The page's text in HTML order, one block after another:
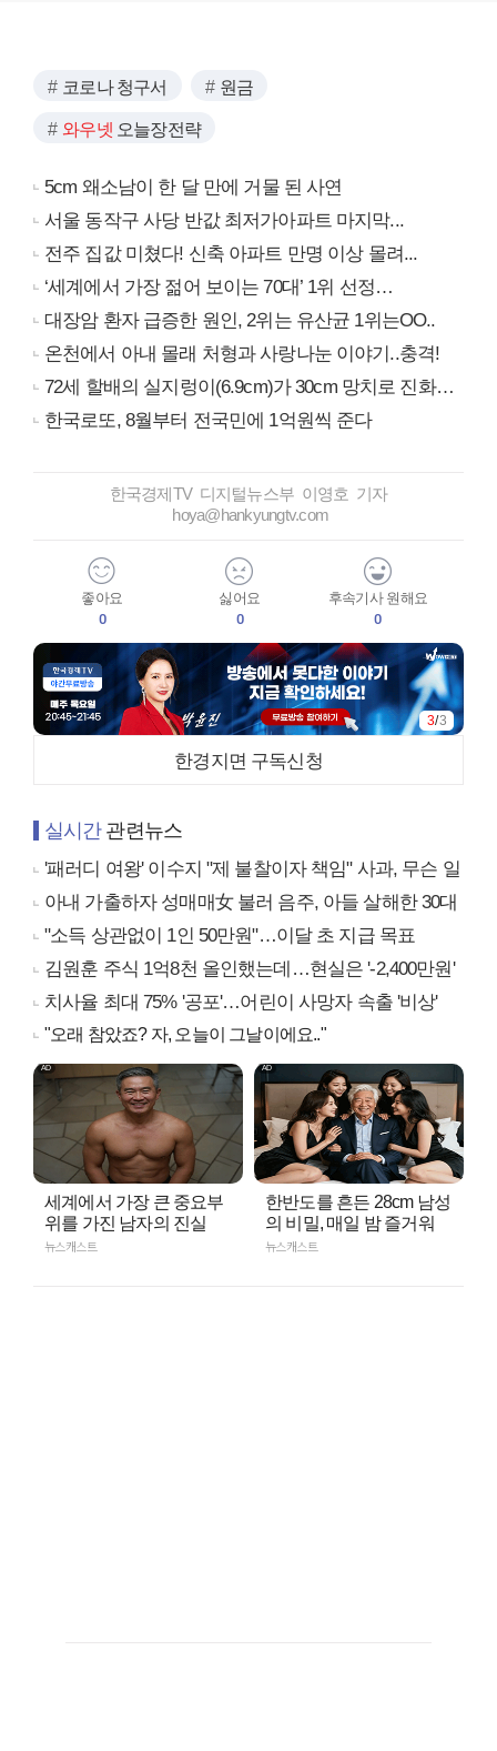
코로나 청구서 원금
와우넷 오늘장전략
5cm 왜소남이 한 달 만에 거물 된 사연
서울 동작구 사당 반값 최저가아파트 마지막...
전주 집값 미쳤다! 신축 아파트 만명 이상 몰려...
‘세계에서 가장 젊어 보이는 70대’ 1위 선정…
대장암 환자 급증한 원인, 2위는 유산균 1위는OO..
온천에서 아내 몰래 처형과 사랑나눈 이야기..충격!
72세 할배의 실지렁이(6.9cm)가 30cm 망치로 진화…
한국로또, 8월부터 전국민에 1억원씩 준다
한국경제TV 디지털뉴스부 이영호 기자
hoya@hankyungtv.com
좋아요
0
싫어요
0
후속기사 원해요
0
1/3
한경지면 구독신청
실시간관련뉴스
'패러디 여왕' 이수지 "제 불찰이자 책임" 사과, 무슨 일
아내 가출하자 성매매女 불러 음주, 아들 살해한 30대
"소득 상관없이 1인 50만원"…이달 초 지급 목표
김원훈 주식 1억8천 올인했는데…현실은 '-2,400만원'
치사율 최대 75% '공포'…어린이 사망자 속출 '비상'
"오래 참았죠? 자, 오늘이 그날이에요.."
세계에서 가장 큰 중요부
위를 가진 남자의 진실
뉴스캐스트
한반도를 흔든 28cm 남성
의 비밀, 매일 밤 즐거워
뉴스캐스트